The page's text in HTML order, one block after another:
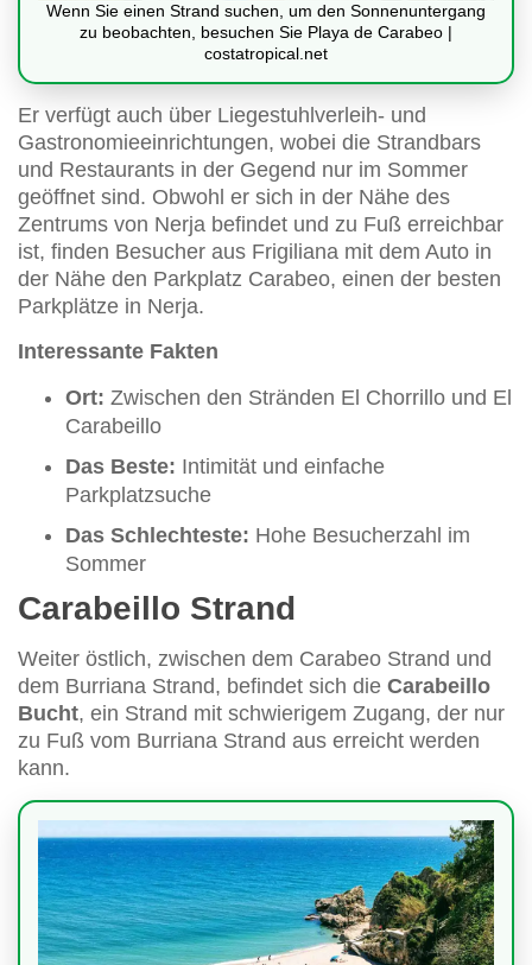
Wenn Sie einen Strand suchen, um den Sonnenuntergang
zu beobachten, besuchen Sie Playa de Carabeo |
costatropical.net
Er verfügt auch über Liegestuhlverleih- und
Gastronomieeinrichtungen, wobei die Strandbars
und Restaurants in der Gegend nur im Sommer
geöffnet sind. Obwohl er sich in der Nähe des
Zentrums von Nerja befindet und zu Fuß erreichbar
ist, finden Besucher aus Frigiliana mit dem Auto in
der Nähe den Parkplatz Carabeo, einen der besten
Parkplätze in Nerja.
Interessante Fakten
Ort: Zwischen den Stränden El Chorrillo und El
Carabeillo
Das Beste: Intimität und einfache
Parkplatzsuche
Das Schlechteste: Hohe Besucherzahl im
Sommer
Carabeillo Strand
Weiter östlich, zwischen dem Carabeo Strand und
dem Burriana Strand, befindet sich die Carabeillo
Bucht, ein Strand mit schwierigem Zugang, der nur
zu Fuß vom Burriana Strand aus erreicht werden
kann.